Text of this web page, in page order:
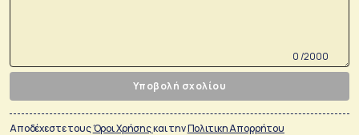
0 /2000
Υποβολή σχολίου
Αποδέχεστε τουςΌροι Χρήσηςκαι τηνΠολιτικη Απορρήτου